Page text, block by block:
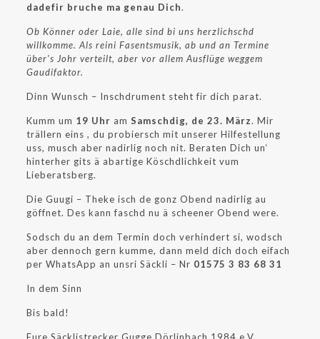
dadefir bruche ma genau Dich.
Ob Könner oder Laie, alle sind bi uns herzlichschd
willkomme. Als reini Fasentsmusik, ab und an Termine
über’s Johr verteilt, aber vor allem Ausflüge weggem
Gaudifaktor.
Dinn Wunsch – Inschdrument steht fir dich parat.
Kumm um 19 Uhr am Samschdig, de 23. März. Mir
trällern eins , du probiersch mit unserer Hilfestellung
uss, musch aber nadirlig noch nit. Beraten Dich un‘
hinterher gits ä abartige Köschdlichkeit vum
Lieberatsberg.
Die Guugi – Theke isch de gonz Obend nadirlig au
göffnet. Des kann faschd nu ä scheener Obend were.
Sodsch du an dem Termin doch verhindert si, wodsch
aber dennoch gern kumme, dann meld dich doch eifach
per WhatsApp an unsri Säckli – Nr 01575 3 83 68 31
In dem Sinn
Bis bald!